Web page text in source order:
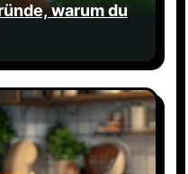
warum du